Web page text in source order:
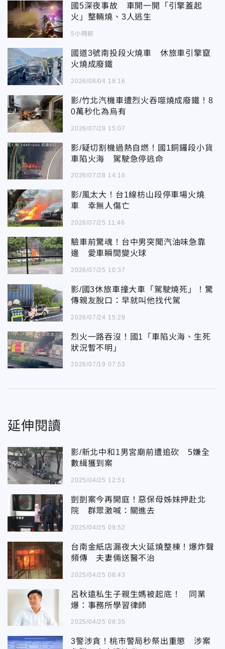
國5深夜事故 車開一開「引擎蓋起
火」整輛燒、3人逃生
5小時前
國道3號南投段火燒車 休旅車引擎竄
火燒成廢鐵
2026/08/04 18:16
影/竹北汽機車遭烈火吞噬燒成廢鐵！8
0萬秒化為烏有
2026/07/28 15:07
影/疑切割機過熱自燃！國1銅鑼段小貨
車陷火海 駕駛急停逃命
2026/07/28 14:16
影/風太大！台1線枋山段停車場火燒
車 幸無人傷亡
2026/07/25 11:46
驗車前驚魂！台中男突聞汽油味急靠
邊 愛車瞬間變火球
2026/07/25 10:37
影/國3休旅車撞大車「駕駛燒死」！驚
傳親友脫口：早就叫他找代駕
2026/07/24 15:29
烈火一路吞沒！國1「車陷火海、生死
狀況暫不明」
2026/07/19 07:53
延伸閱讀
影/新北中和1男宮廟前遭追砍 5嫌全
數緝獲到案
2025/04/25 12:51
剴剴案今再開庭！惡保母姊妹押赴北
院 群眾激喊：關進去
2025/04/25 09:52
台南金紙店漏夜大火延燒整棟！爆炸聲
頻傳 夫妻倆送醫不治
2025/04/25 08:43
呂秋遠私生子親生媽被起底！ 同業
爆：事務所學習律師
2025/04/25 08:35
3警涉貪！桃市警局秒祭出重懲 涉案